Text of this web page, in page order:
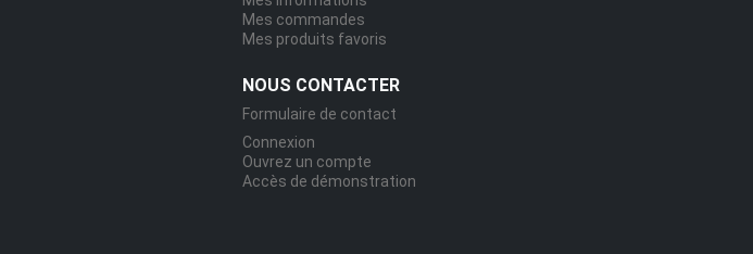
Mes commandes
Mes produits favoris
NOUS CONTACTER
Formulaire de contact
Connexion
Ouvrez un compte
Accès de démonstration